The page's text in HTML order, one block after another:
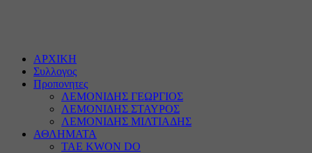
ΑΡΧΙΚΗ
Συλλογος
Προπονητες
ΛΕΜΟΝΙΔΗΣ ΓΕΩΡΓΙΟΣ
ΛΕΜΟΝΙΔΗΣ ΣΤΑΥΡΟΣ
ΛΕΜΟΝΙΔΗΣ ΜΙΛΤΙΑΔΗΣ
ΑΘΛΗΜΑΤΑ
TAE KWON DO